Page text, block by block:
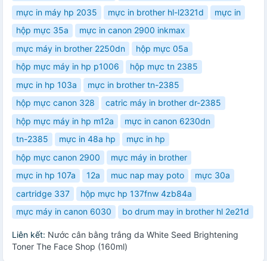
mực in máy hp 2035
mực in brother hl-l2321d
mực in
hộp mực 35a
mực in canon 2900 inkmax
mực máy in brother 2250dn
hộp mực 05a
hộp mực máy in hp p1006
hộp mực tn 2385
mực in hp 103a
mực in brother tn-2385
hộp mực canon 328
catric máy in brother dr-2385
hộp mực máy in hp m12a
mực in canon 6230dn
tn-2385
mực in 48a hp
mực in hp
hộp mực canon 2900
mực máy in brother
mực in hp 107a
12a muc nap may poto
mực 30a
cartridge 337
hộp mực hp 137fnw 4zb84a
mực máy in canon 6030
bo drum may in brother hl 2e21d
Liên kết: Nước cân bằng trắng da White Seed Brightening
Toner The Face Shop (160ml)